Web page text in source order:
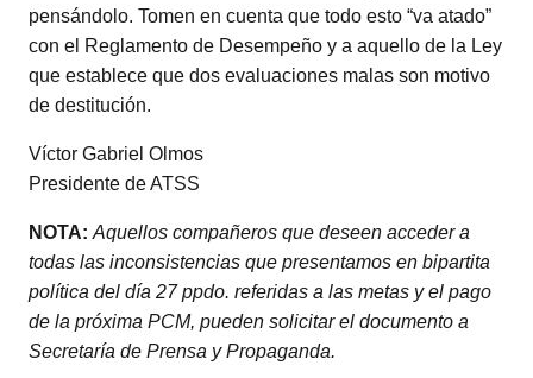
pensándolo. Tomen en cuenta que todo esto “va atado”
con el Reglamento de Desempeño y a aquello de la Ley
que establece que dos evaluaciones malas son motivo
de destitución.
Víctor Gabriel Olmos
Presidente de ATSS
NOTA: Aquellos compañeros que deseen acceder a
todas las inconsistencias que presentamos en bipartita
política del día 27 ppdo. referidas a las metas y el pago
de la próxima PCM, pueden solicitar el documento a
Secretaría de Prensa y Propaganda.